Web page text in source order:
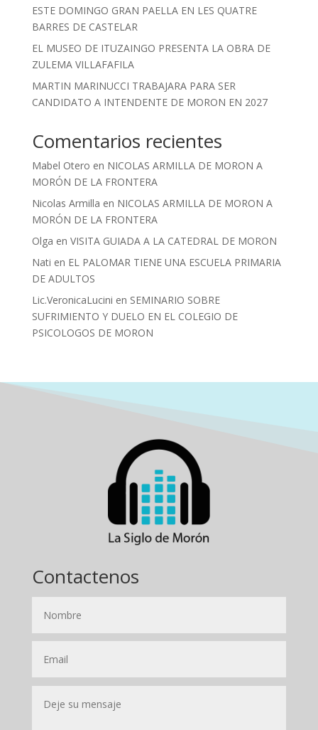
ESTE DOMINGO GRAN PAELLA EN LES QUATRE
BARRES DE CASTELAR
EL MUSEO DE ITUZAINGO PRESENTA LA OBRA DE
ZULEMA VILLAFAFILA
MARTIN MARINUCCI TRABAJARA PARA SER
CANDIDATO A INTENDENTE DE MORON EN 2027
Comentarios recientes
Mabel Otero en NICOLAS ARMILLA DE MORON A
MORÓN DE LA FRONTERA
Nicolas Armilla en NICOLAS ARMILLA DE MORON A
MORÓN DE LA FRONTERA
Olga en VISITA GUIADA A LA CATEDRAL DE MORON
Nati en EL PALOMAR TIENE UNA ESCUELA PRIMARIA
DE ADULTOS
Lic.VeronicaLucini en SEMINARIO SOBRE
SUFRIMIENTO Y DUELO EN EL COLEGIO DE
PSICOLOGOS DE MORON
Contactenos